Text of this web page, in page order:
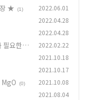
★
(1) 2022.06.01
2022.04.28
2022.04.28
필요한
2022.02.22
2021.10.18
2021.10.17
MgO (0) 2021.10.08
2021.08.04